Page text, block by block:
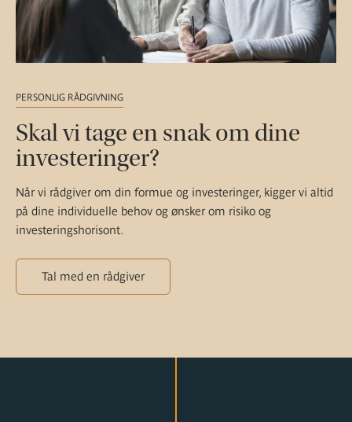
PERSONLIG RÅDGIVNING
Skal vi tage en snak om dine
investeringer?
Når vi rådgiver om din formue og investeringer, kigger vi altid
på dine individuelle behov og ønsker om risiko og
investeringshorisont.
Tal med en rådgiver